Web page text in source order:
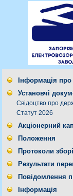
Інформація
Установчі
Свідоцтво про
Статут 2026
Акціонерний
Положення
Протоколи
Результати
Повідомлення
Інформація